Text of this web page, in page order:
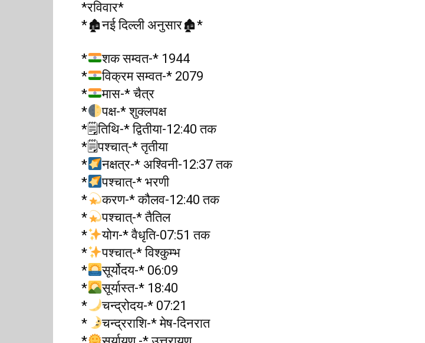
*रविवार*
*🏚नई दिल्ली अनुसार🏚*
*
शक सम्वत-* 1944
*
विक्रम सम्वत-* 2079
*
मास-* चैत्र
*
पक्ष-* शुक्लपक्ष
*🗒तिथि-* द्वितीया-12:40 तक
*🗒पश्चात्-* तृतीया
*
नक्षत्र-* अश्विनी-12:37 तक
*
पश्चात्-* भरणी
*
करण-* कौलव-12:40 तक
*
पश्चात्-* तैतिल
*
योग-* वैधृति-07:51 तक
*
पश्चात्-* विश्कुम्भ
*
सूर्योदय-* 06:09
*
सूर्यास्त-* 18:40
*
चन्द्रोदय-* 07:21
*
चन्द्रराशि-* मेष-दिनरात